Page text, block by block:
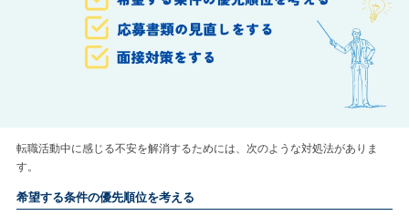
転職活動中に感じる不安を解消するためには、次のような対処法がありま
す。
希望する条件の優先順位を考える